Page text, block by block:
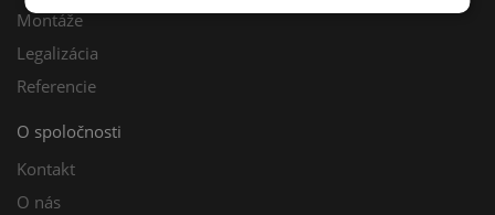
Montáže
Legalizácia
Referencie
O spoločnosti
Kontakt
O nás